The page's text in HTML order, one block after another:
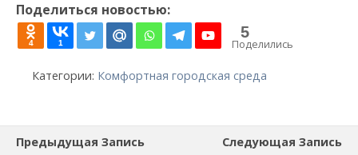
Поделиться новостью:
4 1
5
Поделились
Категории: Комфортная городская среда
Предыдущая Запись
Следующая Запись